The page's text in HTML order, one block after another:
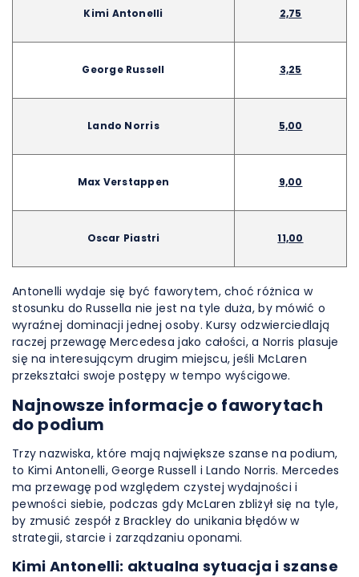
Kimi Antonelli 2,75
George Russell 3,25
Lando Norris 5,00
Max Verstappen 9,00
Oscar Piastri 11,00
Antonelli wydaje się być faworytem, choć różnica w
stosunku do Russella nie jest na tyle duża, by mówić o
wyraźnej dominacji jednej osoby. Kursy odzwierciedlają
raczej przewagę Mercedesa jako całości, a Norris plasuje
się na interesującym drugim miejscu, jeśli McLaren
przekształci swoje postępy w tempo wyścigowe.
Najnowsze informacje o faworytach
do podium
Trzy nazwiska, które mają największe szanse na podium,
to Kimi Antonelli, George Russell i Lando Norris. Mercedes
ma przewagę pod względem czystej wydajności i
pewności siebie, podczas gdy McLaren zbliżył się na tyle,
by zmusić zespół z Brackley do unikania błędów w
strategii, starcie i zarządzaniu oponami.
Kimi Antonelli: aktualna sytuacja i szanse